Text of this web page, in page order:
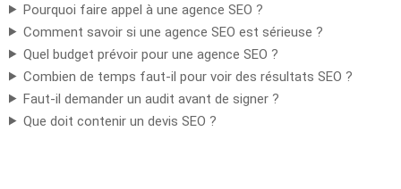
Pourquoi faire appel à une agence SEO ?
Comment savoir si une agence SEO est sérieuse ?
Quel budget prévoir pour une agence SEO ?
Combien de temps faut-il pour voir des résultats SEO ?
Faut-il demander un audit avant de signer ?
Que doit contenir un devis SEO ?